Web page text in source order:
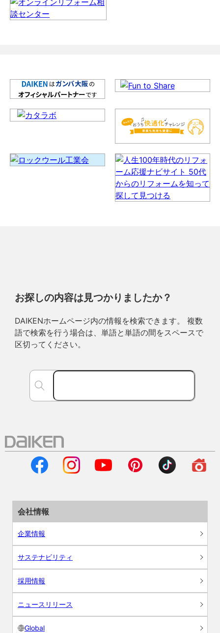
お探しの内容は見つかりましたか？
DAIKENホームページ内の情報を検索できます。 複数
語で検索を行う場合は、単語と単語の間をスペースで
区切ってください。
会社情報
企業情報
サステナビリティ
採用情報
ニュースリリース
Global